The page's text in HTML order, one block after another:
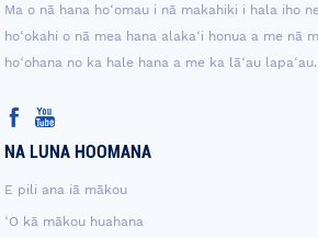
Ma o nā hana hoʻomau i nā makahiki i hala iho
hoʻokahi o nā mea hana alakaʻi honua a me nā
hoʻohana no ka hale hana a me ka lāʻau lapaʻau.
NA LUNA HOOMANA
E pili ana iā mākou
ʻO kā mākou huahana